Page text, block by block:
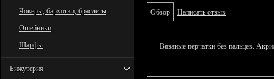
Чокеры, бархотки, браслеты
Ошейники
Шарфы
Бижутерия
Обзор Написать отзыв
Вязаные перчатки без пальцев.